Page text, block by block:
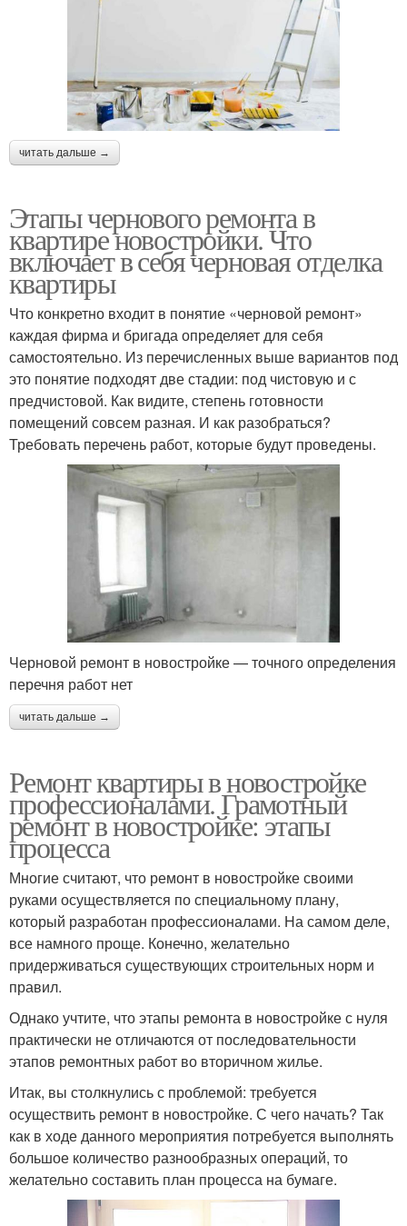
читать дальше →
Этапы чернового ремонта в
квартире новостройки. Что
включает в себя черновая отделка
квартиры
Что конкретно входит в понятие «черновой ремонт»
каждая фирма и бригада определяет для себя
самостоятельно. Из перечисленных выше вариантов под
это понятие подходят две стадии: под чистовую и с
предчистовой. Как видите, степень готовности
помещений совсем разная. И как разобраться?
Требовать перечень работ, которые будут проведены.
Черновой ремонт в новостройке — точного определения
перечня работ нет
читать дальше →
Ремонт квартиры в новостройке
профессионалами. Грамотный
ремонт в новостройке: этапы
процесса
Многие считают, что ремонт в новостройке своими
руками осуществляется по специальному плану,
который разработан профессионалами. На самом деле,
все намного проще. Конечно, желательно
придерживаться существующих строительных норм и
правил.
Однако учтите, что этапы ремонта в новостройке с нуля
практически не отличаются от последовательности
этапов ремонтных работ во вторичном жилье.
Итак, вы столкнулись с проблемой: требуется
осуществить ремонт в новостройке. С чего начать? Так
как в ходе данного мероприятия потребуется выполнять
большое количество разнообразных операций, то
желательно составить план процесса на бумаге.